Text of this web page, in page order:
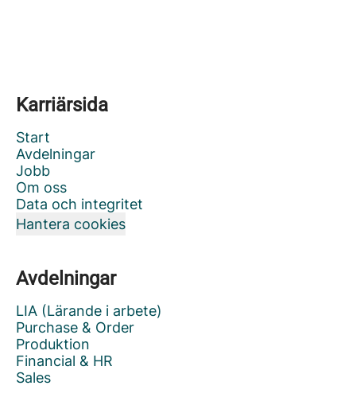
Karriärsida
Start
Avdelningar
Jobb
Om oss
Data och integritet
Hantera cookies
Avdelningar
LIA (Lärande i arbete)
Purchase & Order
Produktion
Financial & HR
Sales